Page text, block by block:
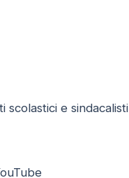
scolastici e sindacalisti